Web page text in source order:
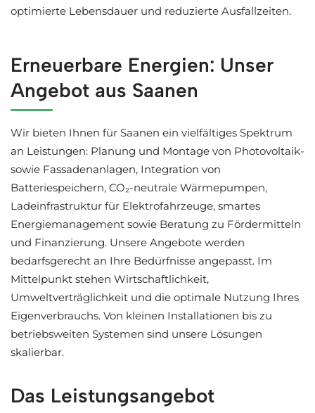
optimierte Lebensdauer und reduzierte Ausfallzeiten.
Erneuerbare Energien: Unser
Angebot aus Saanen
Wir bieten Ihnen für Saanen ein vielfältiges Spektrum
an Leistungen: Planung und Montage von Photovoltaik-
sowie Fassadenanlagen, Integration von
Batteriespeichern, CO₂-neutrale Wärmepumpen,
Ladeinfrastruktur für Elektrofahrzeuge, smartes
Energiemanagement sowie Beratung zu Fördermitteln
und Finanzierung. Unsere Angebote werden
bedarfsgerecht an Ihre Bedürfnisse angepasst. Im
Mittelpunkt stehen Wirtschaftlichkeit,
Umweltverträglichkeit und die optimale Nutzung Ihres
Eigenverbrauchs. Von kleinen Installationen bis zu
betriebsweiten Systemen sind unsere Lösungen
skalierbar.
Das Leistungsangebot